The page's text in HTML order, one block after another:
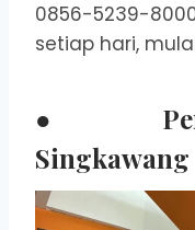
0856-5239-
setiap hari,
●
Singkawang